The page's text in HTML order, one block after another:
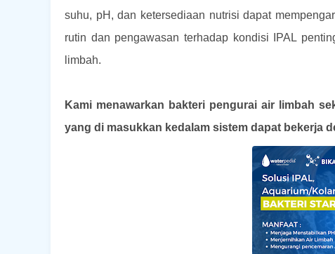
suhu, pH, dan ketersediaan nutrisi dapat
rutin dan pengawasan terhadap kondisi IPAL
limbah.
Kami menawarkan bakteri pengurai air limbah
yang di masukkan kedalam sistem dapat bekerja